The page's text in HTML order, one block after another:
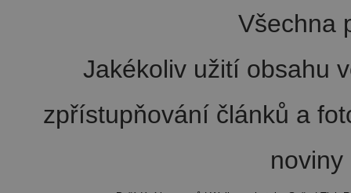
Všechna
Jakékoliv užití obsahu
zpřístupňování článků a